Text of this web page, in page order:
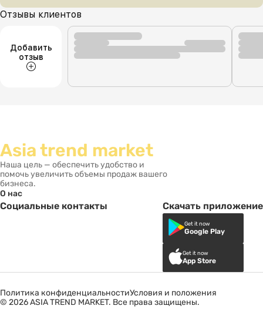
Отзывы клиентов
Добавить
отзыв
Asia trend market
Наша цель — обеспечить удобство и
помочь увеличить объемы продаж вашего
бизнеса.
О нас
Социальные контакты Скачать приложение
Get it now
Google Play
Get it now
App Store
© 2026 ASIA TREND MARKET. Все права защищены.
Политика конфиденциальностиУсловия и положения